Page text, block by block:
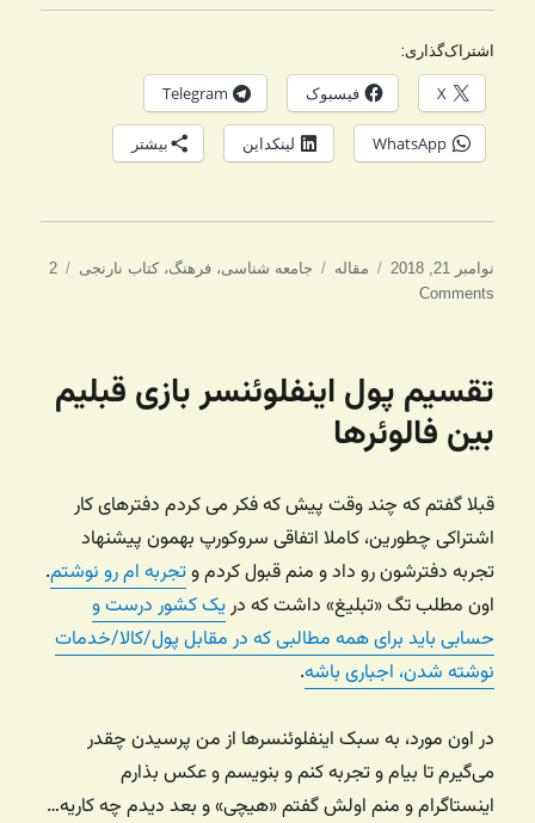
اشتراک‌گذاری:
X فیسبوک Telegram
WhatsApp لینکداین بیشتر
ارسال
شده
نوامبر 21, 2018 دسته‌ها
مقاله برچسب‌ها
جامعه شناسی،فرهنگ،کتاب نارنجی
2
Comments
تقسیم پول اینفلوئنسر بازی قبلیم
بین فالوئرها
قبلا گفتم که چند وقت پیش که فکر می کردم دفترهای کار
اشتراکی چطورین، کاملا اتفاقی سروکورپ بهمون پیشنهاد
تجربه دفترشون رو داد و منم قبول کردم وتجربه ام رو نوشتم.
اون مطلب تگ «تبلیغ» داشت که دریک کشور درست و
حسابی باید برای همه مطالبی که در مقابل پول/کالا/خدمات
نوشته شدن، اجباری باشه.
در اون مورد، به سبک اینفلوئنسرها از من پرسیدن چقدر
می‌گیرم تا بیام و تجربه کنم و بنویسم و عکس بذارم
اینستاگرام و منم اولش گفتم «هیچی» و بعد دیدم چه کاریه…